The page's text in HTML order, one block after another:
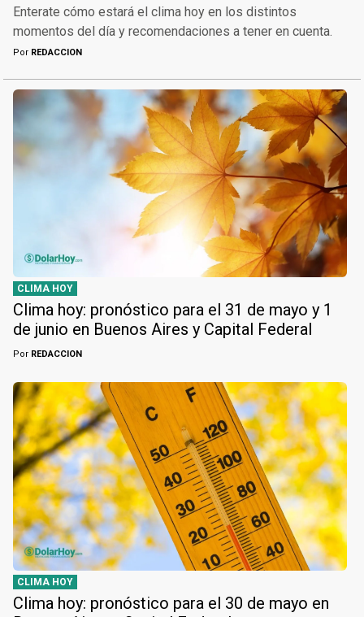
Enterate cómo estará el clima hoy en los distintos
momentos del día y recomendaciones a tener en cuenta.
Por REDACCION
CLIMA HOY
Clima hoy: pronóstico para el 31 de mayo y 1
de junio en Buenos Aires y Capital Federal
Por REDACCION
CLIMA HOY
Clima hoy: pronóstico para el 30 de mayo en